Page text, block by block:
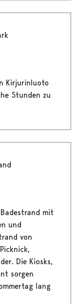
Kirjurinluoto
Stunden zu
mit
und
von
Die Kiosks,
sorgen
lang